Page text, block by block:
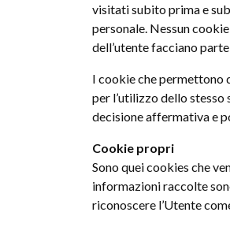
visitati subito prima e
personale. Nessun
dell’utente facciano
I cookie che permettono
per l’utilizzo dello stesso
decisione affermativa e
Cookie propri
Sono quei cookies che
informazioni raccolte
riconoscere l’Utente